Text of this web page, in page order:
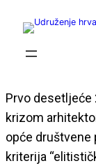
Prvo desetljeće
krizom
opće
kriterija